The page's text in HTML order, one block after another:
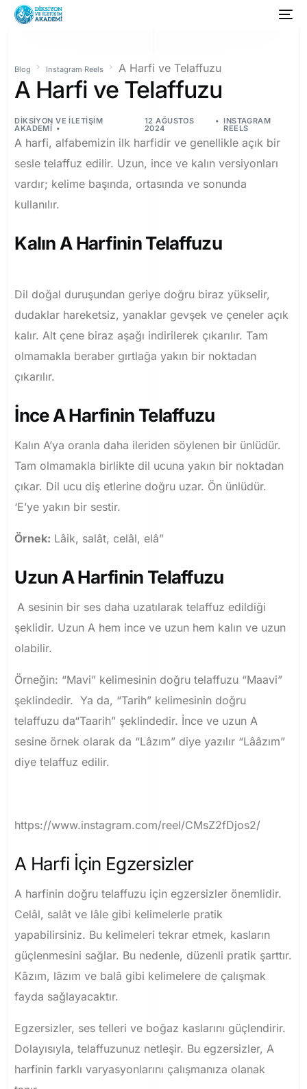
Blog Instagram Reels A Harfi ve Telaffuzu
A Harfi ve Telaffuzu
DIKSIYON VE İLETIŞIM
AKADEMI
12 AĞUSTOS
2024
INSTAGRAM
REELS
A harfi, alfabemizin ilk harfidir ve genellikle açık bir
sesle telaffuz edilir. Uzun, ince ve kalın versiyonları
vardır; kelime başında, ortasında ve sonunda
kullanılır.
Kalın A Harfinin Telaffuzu
Dil doğal duruşundan geriye doğru biraz yükselir,
dudaklar hareketsiz, yanaklar gevşek ve çeneler açık
kalır. Alt çene biraz aşağı indirilerek çıkarılır. Tam
olmamakla beraber gırtlağa yakın bir noktadan
çıkarılır.
İnce A Harfinin Telaffuzu
Kalın A’ya oranla daha ileriden söylenen bir ünlüdür.
Tam olmamakla birlikte dil ucuna yakın bir noktadan
çıkar. Dil ucu diş etlerine doğru uzar. Ön ünlüdür.
‘E’ye yakın bir sestir.
Örnek: Lâik, salât, celâl, elâ”
Uzun A Harfinin Telaffuzu
A sesinin bir ses daha uzatılarak telaffuz edildiği
şeklidir. Uzun A hem ince ve uzun hem kalın ve uzun
olabilir.
Örneğin: “Mavi” kelimesinin doğru telaffuzu “Maavi”
şeklindedir. Ya da, “Tarih” kelimesinin doğru
telaffuzu da“Taarih” şeklindedir. İnce ve uzun A
sesine örnek olarak da “Lâzım” diye yazılır “Lââzım”
diye telaffuz edilir.
https://www.instagram.com/reel/CMsZ2fDjos2/
A Harfi İçin Egzersizler
A harfinin doğru telaffuzu için egzersizler önemlidir.
Celâl, salât ve lâle gibi kelimelerle pratik
yapabilirsiniz. Bu kelimeleri tekrar etmek, kasların
güçlenmesini sağlar. Bu nedenle, düzenli pratik şarttır.
Kâzım, lâzım ve balâ gibi kelimelere de çalışmak
fayda sağlayacaktır.
Egzersizler, ses telleri ve boğaz kaslarını güçlendirir.
Dolayısıyla, telaffuzunuz netleşir. Bu egzersizler, A
harfinin farklı varyasyonlarını çalışmanıza olanak